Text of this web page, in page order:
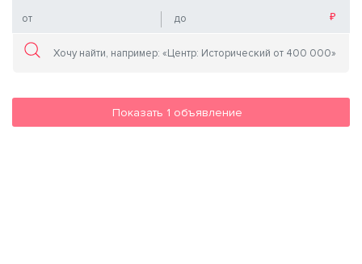
Показать 1 объявление